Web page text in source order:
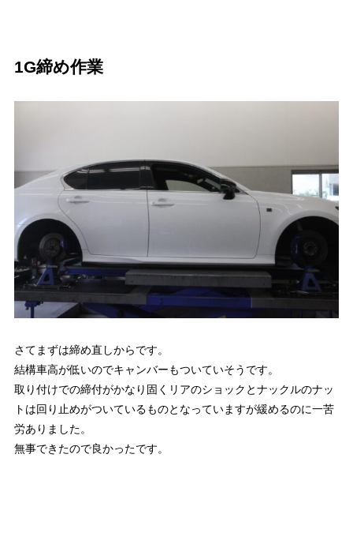
1G締め作業
さてまずは締め直しからです。
結構車高が低いのでキャンバーもついていそうです。
取り付けでの締付がかなり固くリアのショックとナックルのナッ
トは回り止めがついているものとなっていますが緩めるのに一苦
労ありました。
無事できたので良かったです。